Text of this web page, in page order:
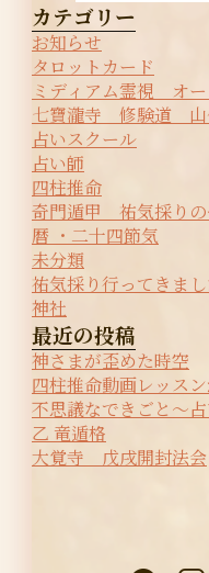
カテゴリー
お知らせ
タロットカード
ミディアム霊視 オ
七寶瀧寺 修験道 山
占いスクール
占い師
四柱推命
奇門遁甲 祐気採りの
暦 ・二十四節気
未分類
祐気採り行ってきま
神社
最近の投稿
神さまが歪めた時空
四柱推命動画レッス
不思議なできごと〜
乙 竜遁格
大覚寺 戊戌開封法会